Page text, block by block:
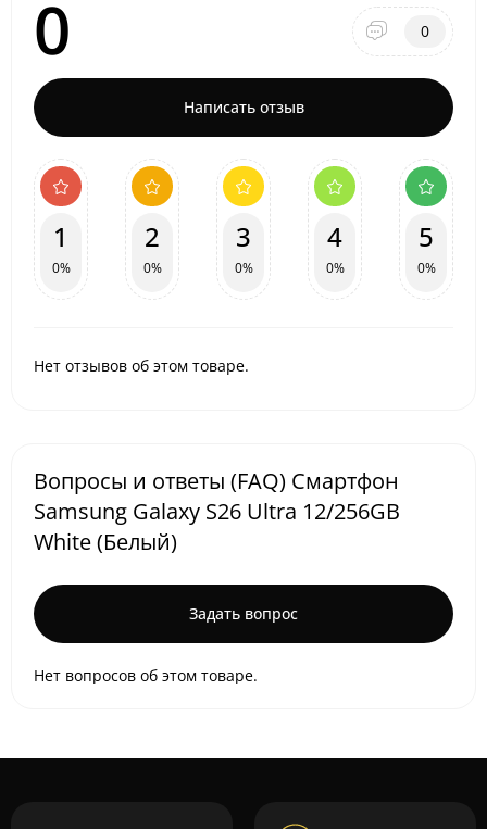
0 0
Написать отзыв
1
0%
2
0%
3
0%
4
0%
5
0%
Нет отзывов об этом товаре.
Вопросы и ответы (FAQ) Смартфон
Samsung Galaxy S26 Ultra 12/256GB
White (Белый)
Задать вопрос
Нет вопросов об этом товаре.